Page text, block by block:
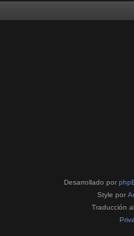
Desarrollado por
Style por
Traducción